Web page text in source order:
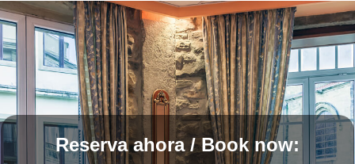
Reserva ahora / Book now: